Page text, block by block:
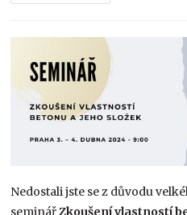
Nedostali jste se z důvodu
seminářZkoušení vlastností